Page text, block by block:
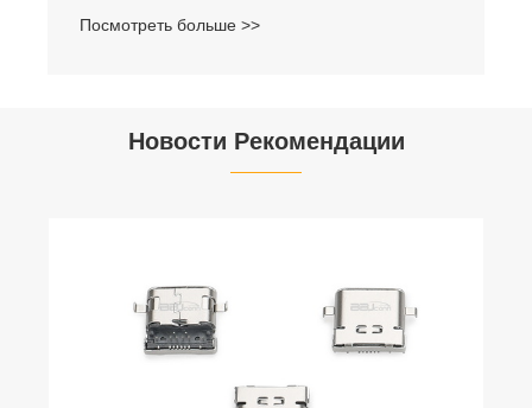
Посмотреть больше >>
Новости Рекомендации